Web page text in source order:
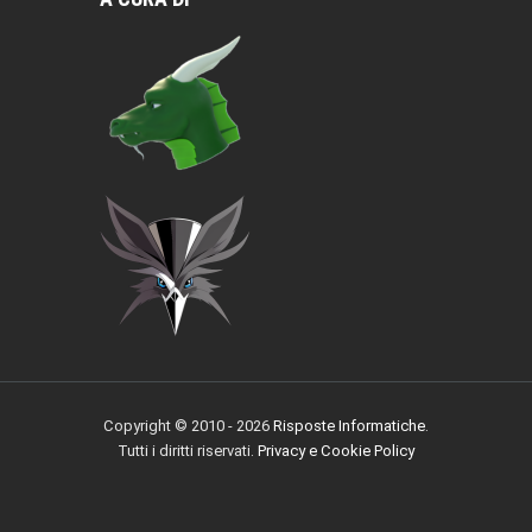
Copyright © 2010 - 2026 Risposte Informatiche.
Tutti i diritti riservati. Privacy e Cookie Policy